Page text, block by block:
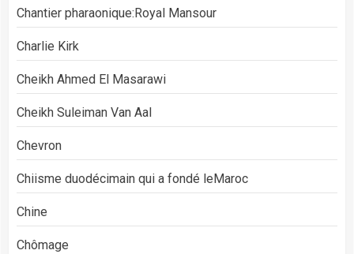
Chantier pharaonique:Royal Mansour
Charlie Kirk
Cheikh Ahmed El Masarawi
Cheikh Suleiman Van Aal
Chevron
Chiisme duodécimain qui a fondé leMaroc
Chine
Chômage